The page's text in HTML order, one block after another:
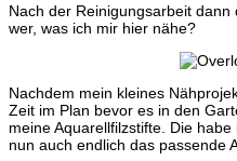
Nach der Reinigungsarbeit
wer, was ich mir hier nähe?
Nachdem mein kleines
Zeit im Plan bevor es in den
meine Aquarellfilzstifte. Die
nun auch endlich das passende